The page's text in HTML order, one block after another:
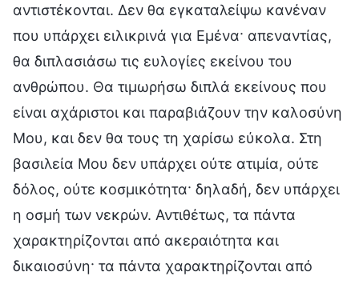
αντιστέκονται. Δεν θα εγκαταλείψω κανέναν
που υπάρχει ειλικρινά για Εμένα· απεναντίας,
θα διπλασιάσω τις ευλογίες εκείνου του
ανθρώπου. Θα τιμωρήσω διπλά εκείνους που
είναι αχάριστοι και παραβιάζουν την καλοσύνη
Μου, και δεν θα τους τη χαρίσω εύκολα. Στη
βασιλεία Μου δεν υπάρχει ούτε ατιμία, ούτε
δόλος, ούτε κοσμικότητα· δηλαδή, δεν υπάρχει
η οσμή των νεκρών. Αντιθέτως, τα πάντα
χαρακτηρίζονται από ακεραιότητα και
δικαιοσύνη· τα πάντα χαρακτηρίζονται από